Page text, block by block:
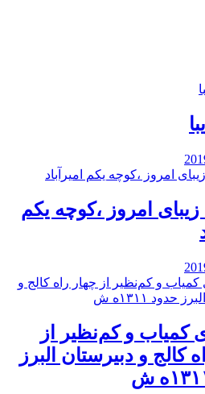
امروز ،کوچه یکم
کمیاب و کم‌نظیر از
كالج و دبيرستان البرز